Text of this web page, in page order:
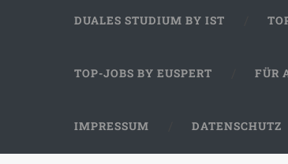
DUALES STUDIUM BY IST
TOP-JOBS BY EUSPERT FÜR
IMPRESSUM DATENSCHUTZ